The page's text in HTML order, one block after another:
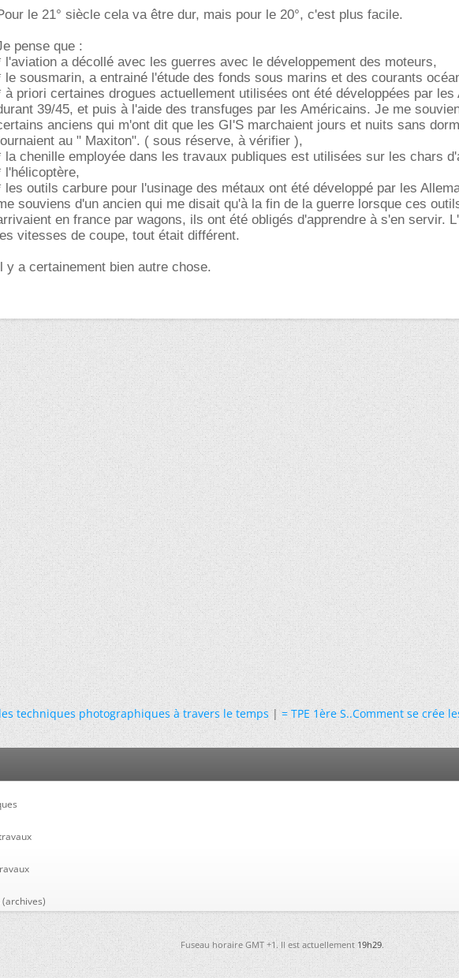
le 21° siècle cela va être dur, mais pour le 20°, c'est plus facile.
pense que :
l'aviation a décollé avec les guerres avec le développement des moteurs,
le sousmarin, a entrainé l'étude des fonds sous marins et des courants
à priori certaines drogues actuellement utilisées ont été développées par les
39/45, et puis à l'aide des transfuges par les Américains. Je me
anciens qui m'ont dit que les GI'S marchaient jours et nuits sans
au " Maxiton". ( sous réserve, à vérifier ),
la chenille employée dans les travaux publiques est utilisées sur les chars
l'hélicoptère,
les outils carbure pour l'usinage des métaux ont été développé par les
souviens d'un ancien qui me disait qu'à la fin de la guerre lorsque ces
en france par wagons, ils ont été obligés d'apprendre à s'en servir.
vitesses de coupe, tout était différent.
y a certainement bien autre chose.
techniques photographiques à travers le temps|= TPE 1ère S..Comment se crée
Fuseau horaire GMT +1. Il est actuellement19h29.